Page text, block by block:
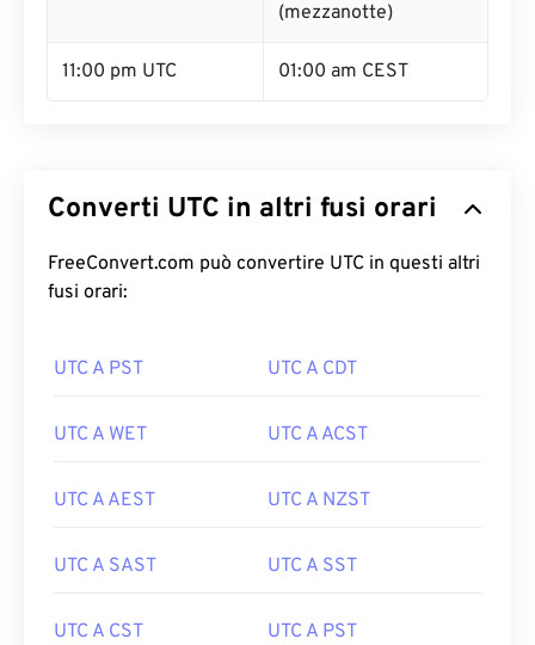
(mezzanotte)
11:00 pm UTC 01:00 am CEST
Converti UTC in altri fusi orari
FreeConvert.com può convertire UTC in questi altri
fusi orari:
UTC A PST UTC A CDT
UTC A WET UTC A ACST
UTC A AEST UTC A NZST
UTC A SAST UTC A SST
UTC A CST UTC A PST